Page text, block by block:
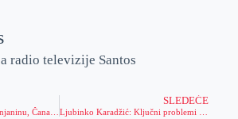
radio televizije Santos
Najnoviji incident u Zrenjaninu, Čanak traži da se odgovorni kazne
SLEDEĆE